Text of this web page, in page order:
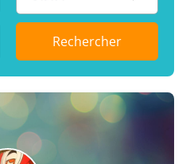
Rechercher